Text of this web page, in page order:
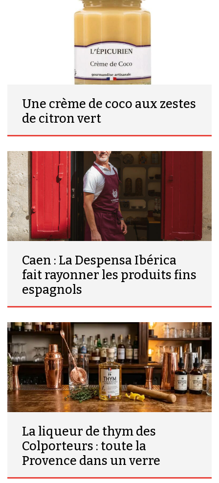
Une crème de coco aux zestes
de citron vert
Caen : La Despensa Ibérica
fait rayonner les produits fins
espagnols
La liqueur de thym des
Colporteurs : toute la
Provence dans un verre